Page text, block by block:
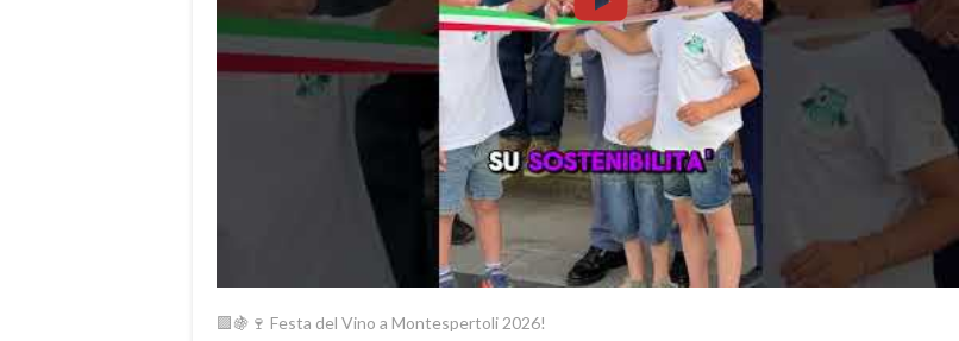
🟪🍇🍷 Festa del Vino a Montespertoli 2026!